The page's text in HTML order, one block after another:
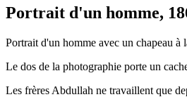
Portrait d'un homme,
Portrait d'un homme avec un chapeau
Le dos de la photographie porte un
Les frères Abdullah ne travaillent que